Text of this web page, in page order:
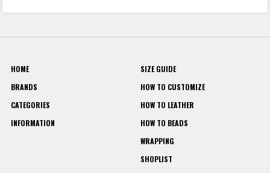
HOME
BRANDS
CATEGORIES
INFORMATION
SIZE GUIDE
HOW TO CUSTOMIZE
HOW TO LEATHER
HOW TO BEADS
WRAPPING
SHOPLIST